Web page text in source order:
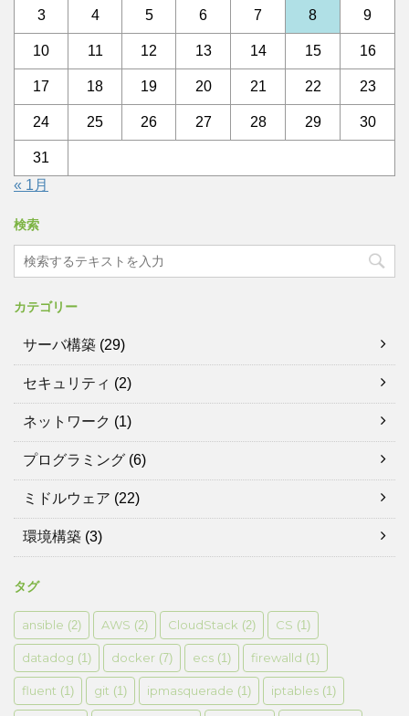
3 4 5 6 7 8 9
10 11 12 13 14 15 16
17 18 19 20 21 22 23
24 25 26 27 28 29 30
31
« 1月
検索
カテゴリー
サーバ構築 (29)
セキュリティ (2)
ネットワーク (1)
プログラミング (6)
ミドルウェア (22)
環境構築 (3)
タグ
ansible (2) AWS (2) CloudStack (2) CS (1)
datadog (1) docker (7) ecs (1) firewalld (1)
fluent (1) git (1) ipmasquerade (1) iptables (1)